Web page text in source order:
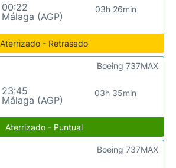
00:22
Málaga (AGP)
03h 26min
Aterrizado - Retrasado
23:45
Málaga (AGP)
03h 35min
Boeing 737MAX
Aterrizado - Puntual
Boeing 737MAX